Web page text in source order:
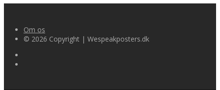
Om os
© 2026 Copyright | Wespeakposters.dk